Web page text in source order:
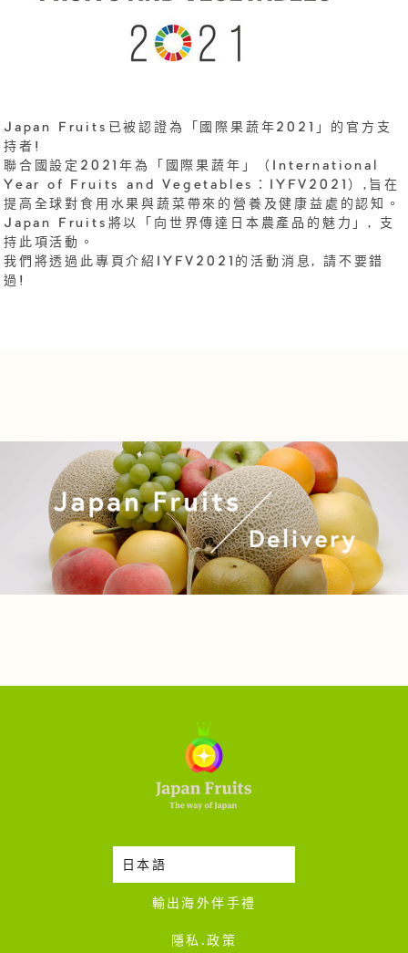
Japan Fruits已被認證為「國際果蔬年2021」的官方支
持者!
聯合國設定2021年為「國際果蔬年」（International
Year of Fruits and Vegetables：IYFV2021）,旨在
提高全球對食用水果與蔬菜帶來的營養及健康益處的認知。
Japan Fruits將以「向世界傳達日本農產品的魅力」, 支
持此項活動。
我們將透過此專頁介紹IYFV2021的活動消息, 請不要錯
過!
日本語時令蔬果收成表
輸出海外伴手禮
隱私·政策